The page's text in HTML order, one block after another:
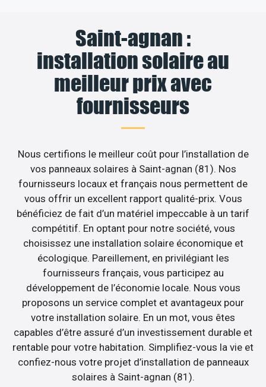
Saint-agnan :
installation solaire au
meilleur prix avec
fournisseurs
Nous certifions le meilleur coût pour l’installation de
vos panneaux solaires à Saint-agnan (81). Nos
fournisseurs locaux et français nous permettent de
vous offrir un excellent rapport qualité-prix. Vous
bénéficiez de fait d’un matériel impeccable à un tarif
compétitif. En optant pour notre société, vous
choisissez une installation solaire économique et
écologique. Pareillement, en privilégiant les
fournisseurs français, vous participez au
développement de l’économie locale. Nous vous
proposons un service complet et avantageux pour
votre installation solaire. En un mot, vous êtes
capables d’être assuré d’un investissement durable et
rentable pour votre habitation. Simplifiez-vous la vie et
confiez-nous votre projet d’installation de panneaux
solaires à Saint-agnan (81).